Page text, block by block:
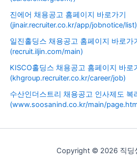
진에어 채용공고 홈페이지 바로가기
(jinair.recruiter.co.kr/app/jobnotice/list)
일진홀딩스 채용공고 홈페이지 바로가
(recruit.iljin.com/main)
KISCO홀딩스 채용공고 홈페이지 바로
(khgroup.recruiter.co.kr/career/job)
수산인더스트리 채용공고 인사제도 복
(www.soosanind.co.kr/main/
Copyright © 2026 직딩